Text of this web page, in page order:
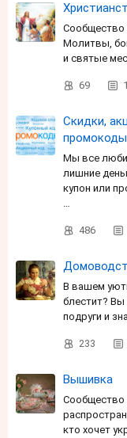
Сообщество
Молитвы,
и святые
69
Скидки,
промокоды
Мы все
лишние
купон или
…
486
В вашем
блестит? Вы
подруги и
233
Вышивка
Сообщество
кто хочет